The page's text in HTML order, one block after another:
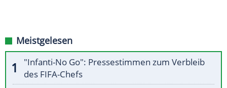
Meistgelesen
"Infanti-No Go": Pressestimmen zum Verbleib
des FIFA-Chefs